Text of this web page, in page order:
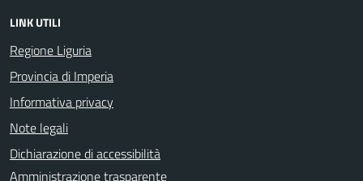
LINK UTILI
Regione Liguria
Provincia di Imperia
Informativa privacy
Note legali
Dichiarazione di accessibilità
Amministrazione trasparente